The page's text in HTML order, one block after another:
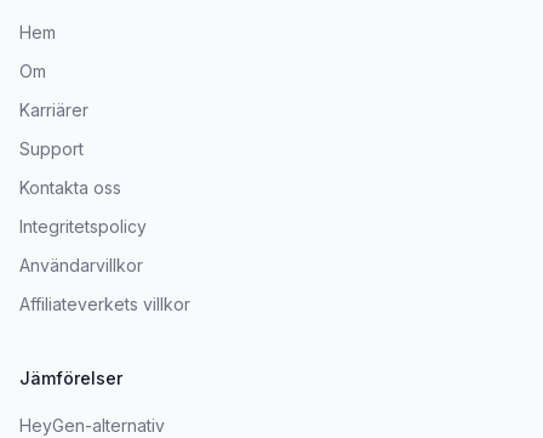
Hem
Om
Karriärer
Support
Kontakta oss
Integritetspolicy
Användarvillkor
Affiliateverkets villkor
Jämförelser
HeyGen-alternativ